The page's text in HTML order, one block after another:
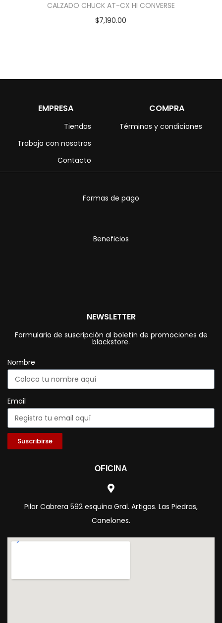
CALZADO CHUCK AT-CX HI CONVERSE
$7,190.00
EMPRESA
Tiendas
Trabaja con nosotros
Contacto
COMPRA
Términos y condiciones
Formas de pago
Beneficios
NEWSLETTER
Formulario de suscripción al boletín de promociones de
blackstore.
Nombre
Email
Suscribirse
OFICINA
Pilar Cabrera 592 esquina Gral. Artigas. Las Piedras,
Canelones.